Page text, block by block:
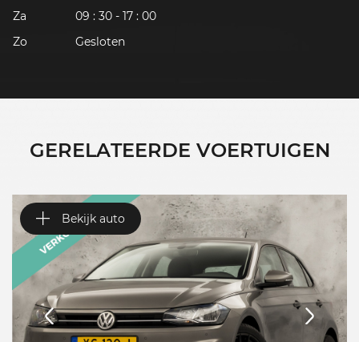
Za
09 : 30 - 17 : 00
Zo
Gesloten
GERELATEERDE VOERTUIGEN
Bekijk auto